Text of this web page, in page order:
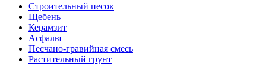
Строительный песок
Щебень
Керамзит
Асфальт
Песчано-гравийная смесь
Растительный грунт